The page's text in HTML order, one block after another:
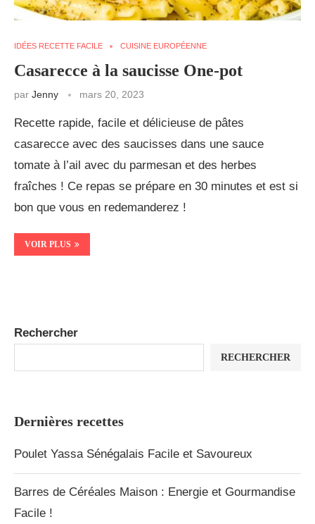
IDÉES RECETTE FACILE CUISINE EUROPÉENNE
Casarecce à la saucisse One-pot
par Jenny mars 20, 2023
Recette rapide, facile et délicieuse de pâtes
casarecce avec des saucisses dans une sauce
tomate à l’ail avec du parmesan et des herbes
fraîches ! Ce repas se prépare en 30 minutes et est si
bon que vous en redemanderez !
VOIR PLUS
Rechercher
RECHERCHER
Dernières recettes
Poulet Yassa Sénégalais Facile et Savoureux
Barres de Céréales Maison : Energie et Gourmandise
Facile !